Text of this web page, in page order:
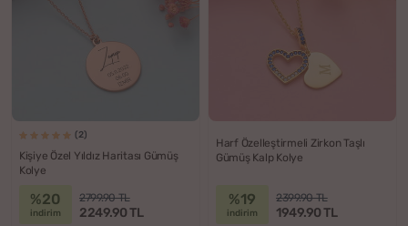
(2)
Kişiye Özel Yıldız Haritası Gümüş
Kolye
%20
indirim
2799.90 TL
2249.90 TL
Harf Özelleştirmeli Zirkon Taşlı
Gümüş Kalp Kolye
%19
indirim
2399.90 TL
1949.90 TL